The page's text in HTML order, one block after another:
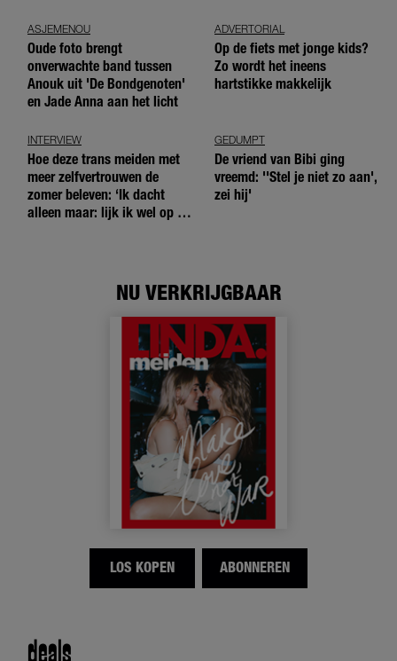
ASJEMENOU
Oude foto brengt
onverwachte band tussen
Anouk uit 'De Bondgenoten'
en Jade Anna aan het licht
ADVERTORIAL
Op de fiets met jonge kids?
Zo wordt het ineens
hartstikke makkelijk
INTERVIEW
Hoe deze trans meiden met
meer zelfvertrouwen de
zomer beleven: ‘Ik dacht
alleen maar: lijk ik wel op de
GEDUMPT
De vriend van Bibi ging
vreemd: ''Stel je niet zo aan',
zei hij'
NU VERKRIJGBAAR
LOS KOPEN ABONNEREN